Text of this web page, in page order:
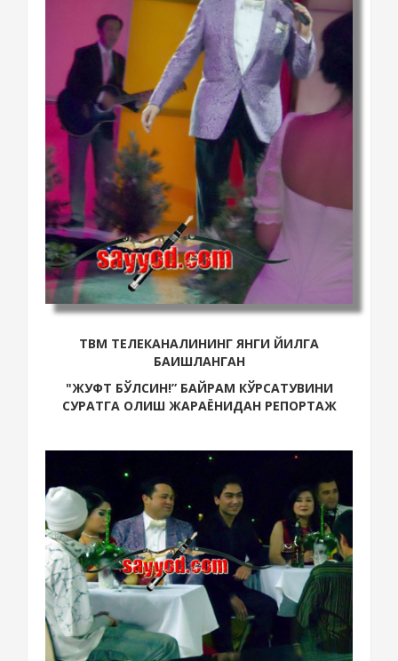
ТВМ ТЕЛЕКАНАЛИНИНГ ЯНГИ ЙИЛГА
БАИШЛАНГАН
"ЖУФТ БЎЛСИН!” БАЙРАМ КЎРСАТУВИНИ
СУРАТГА ОЛИШ ЖАРАЁНИДАН РЕПОРТАЖ